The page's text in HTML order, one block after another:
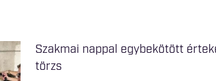
Szakmai nappal egybekötött
törzs